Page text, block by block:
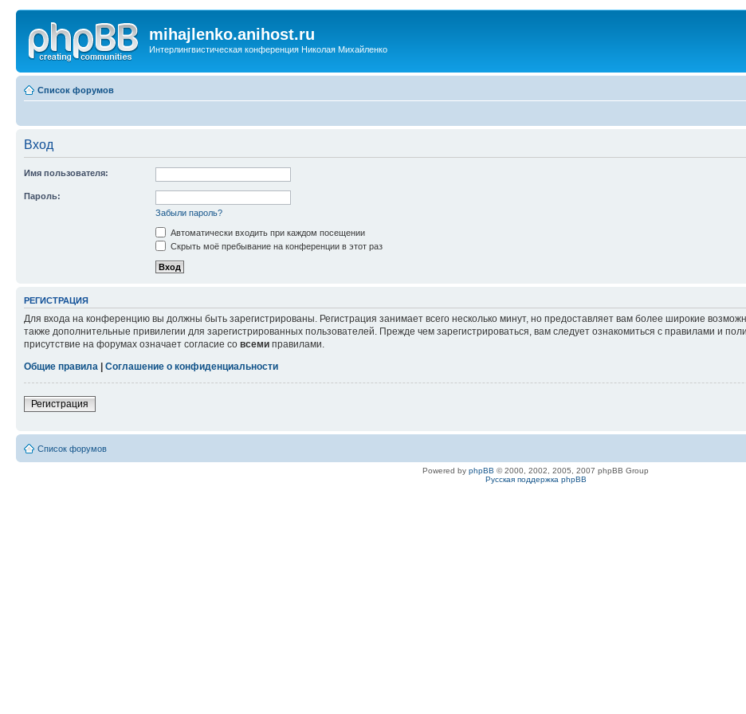
mihajlenko.anihost.ru
Интерлингвистическая конференция Николая Михайленко
Список форумов
Вход
Имя пользователя:
Пароль:
Забыли пароль?
Автоматически входить при каждом посещении
Скрыть моё пребывание на конференции в этот раз
РЕГИСТРАЦИЯ
Для входа на конференцию вы должны быть зарегистрированы. Регистрация занимает всего несколько минут, но предоставляет вам более широкие
также дополнительные привилегии для зарегистрированных пользователей. Прежде чем зарегистрироваться, вам следует ознакомиться с правилами и
присутствие на форумах означает согласие со всеми правилами.
Общие правила
Соглашение о конфиденциальности
Регистрация
Список форумов
Powered by phpBB © 2000, 2002, 2005, 2007 phpBB Group
Русская поддержка phpBB